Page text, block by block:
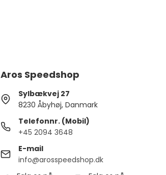
Aros Speedshop
Sylbækvej 27
8230 Åbyhøj, Danmark
Telefonnr. (Mobil)
+45 2094 3648
E-mail
info@arosspeedshop.dk